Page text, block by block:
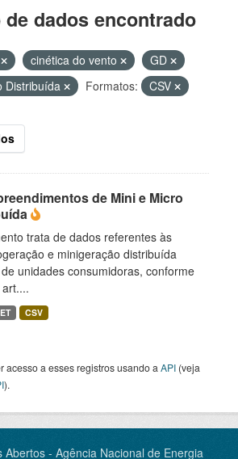
dados encontrado
cinética do vento
GD
Distribuída Formatos:
CSV
de Mini e Micro
trata de dados referentes às
e minigeração distribuída
unidades consumidoras, conforme
CSV
acesso a esses registros usando a API (veja
).
Abertos - Agência Nacional de Energia